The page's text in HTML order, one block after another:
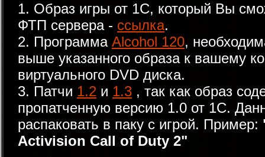
1. Образ игры от 1С, который Вы
ФТП сервера - ссылка.
2. Программа Alcohol 120,
выше указанного образа к вашему
виртуального DVD диска.
3. Патчи 1.2 и 1.3 , так как образ
пропатченную версию 1.0 от 1С.
распаковать в паку с игрой. Пример:
Activision Call of Duty 2"